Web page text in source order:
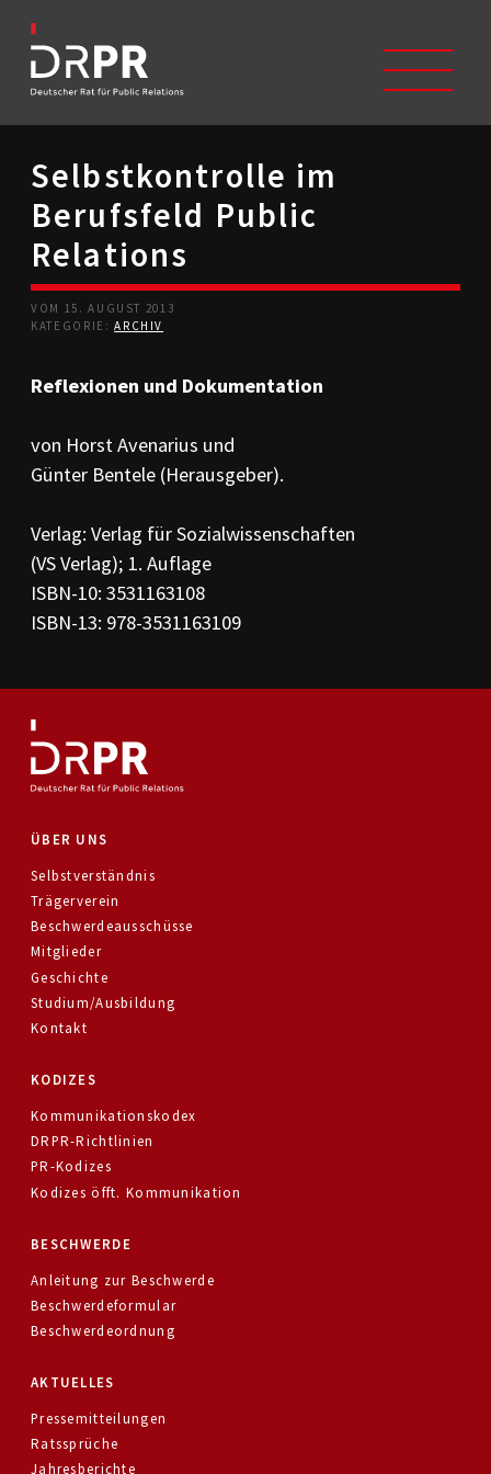
START
ÜBER UNS
Trägerverein
Beschwerdeausschüsse
Mitglieder
Geschichte
Kontakt
Kommunikationskodex
DRPR-Richtlinien
Kodizes öfft. Kommunikation
BESCHWERDE
Anleitung zur Beschwerde
Beschwerdeformular
AKTUELLES
Archiv
Selbstkontrolle im
Berufsfeld Public
Relations
VOM 15. AUGUST 2013
KATEGORIE:ARCHIV
Reflexionen und Dokumentation
von Horst Avenarius und
Günter Bentele (Herausgeber).
Verlag: Verlag für Sozialwissenschaften
(VS Verlag); 1. Auflage
ISBN-10: 3531163108
ISBN-13: 978-3531163109
ÜBER UNS
Selbstverständnis
Trägerverein
Beschwerdeausschüsse
Mitglieder
Geschichte
Studium/Ausbildung
Kontakt
KODIZES
Kommunikationskodex
DRPR-Richtlinien
PR-Kodizes
Kodizes öfft. Kommunikation
BESCHWERDE
Anleitung zur Beschwerde
Beschwerdeformular
Beschwerdeordnung
AKTUELLES
Pressemitteilungen
Ratssprüche
Jahresberichte